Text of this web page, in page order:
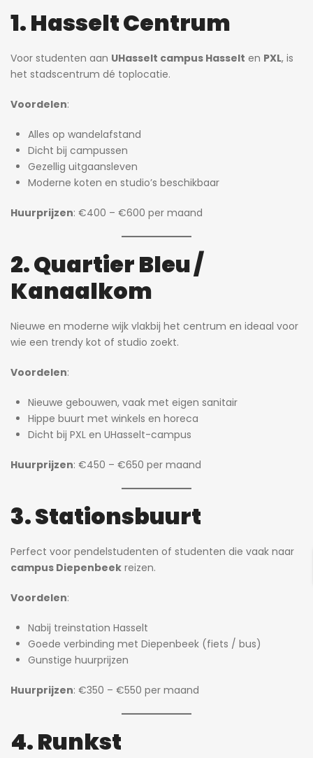
1. Hasselt Centrum
Voor studenten aan UHasselt campus Hasselt en PXL, is
het stadscentrum dé toplocatie.
Voordelen:
Alles op wandelafstand
Dicht bij campussen
Gezellig uitgaansleven
Moderne koten en studio’s beschikbaar
Huurprijzen: €400 – €600 per maand
2. Quartier Bleu /
Kanaalkom
Nieuwe en moderne wijk vlakbij het centrum en ideaal voor
wie een trendy kot of studio zoekt.
Voordelen:
Nieuwe gebouwen, vaak met eigen sanitair
Hippe buurt met winkels en horeca
Dicht bij PXL en UHasselt-campus
Huurprijzen: €450 – €650 per maand
3. Stationsbuurt
Perfect voor pendelstudenten of studenten die vaak naar
campus Diepenbeek reizen.
Voordelen:
Nabij treinstation Hasselt
Goede verbinding met Diepenbeek (fiets / bus)
Gunstige huurprijzen
Huurprijzen: €350 – €550 per maand
4. Runkst